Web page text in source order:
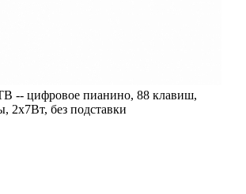
-- цифровое пианино, 88 клавиш,
2х7Вт, без подставки